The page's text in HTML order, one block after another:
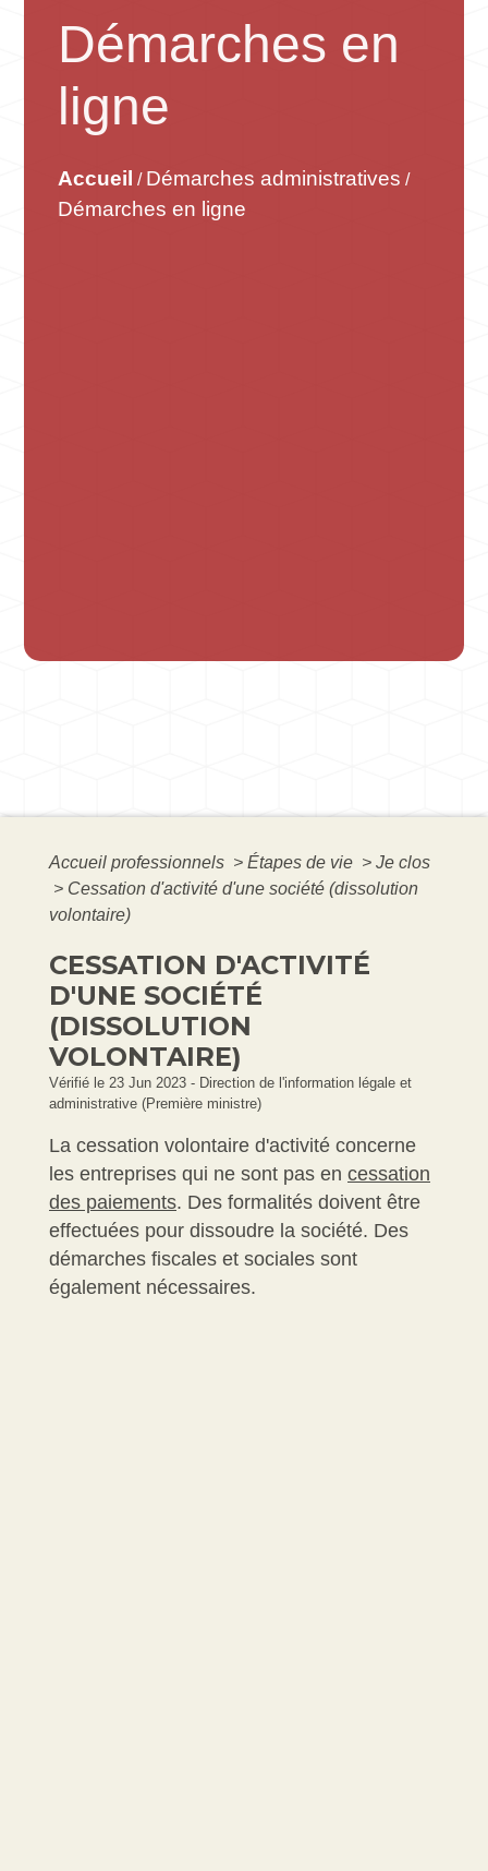
Démarches en
ligne
Accueil / Démarches administratives /
Démarches en ligne
Accueil professionnels > Étapes de vie > Je clos
> Cessation d'activité d'une société (dissolution
volontaire)
CESSATION D'ACTIVITÉ
D'UNE SOCIÉTÉ
(DISSOLUTION
VOLONTAIRE)
Vérifié le 23 Jun 2023 - Direction de l'information légale et
administrative (Première ministre)
La cessation volontaire d'activité concerne
les entreprises qui ne sont pas en cessation
des paiements. Des formalités doivent être
effectuées pour dissoudre la société. Des
démarches fiscales et sociales sont
également nécessaires.